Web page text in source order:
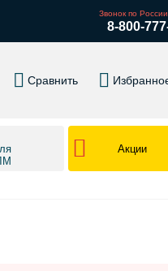
Звонок по
8-800-
Сравнить
Акции